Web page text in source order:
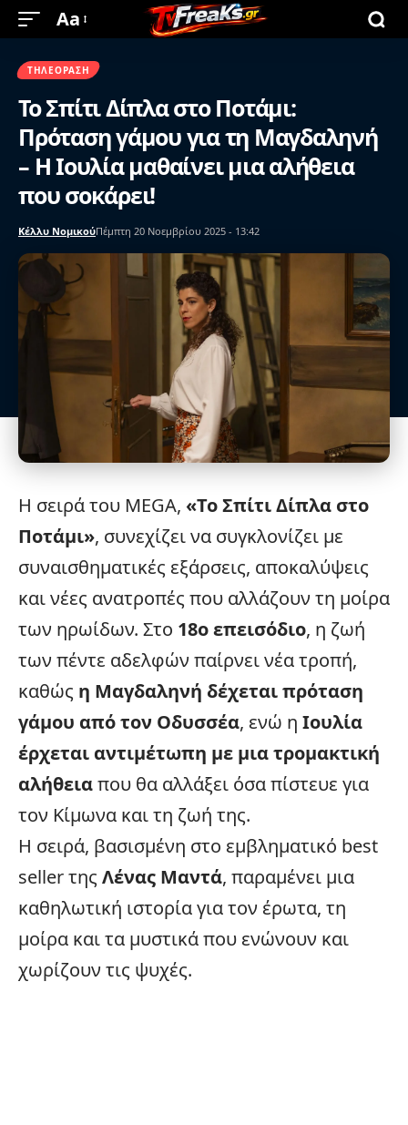
Aa
ΤΗΛΕΌΡΑΣΗ
Το Σπίτι Δίπλα στο Ποτάμι:
Πρόταση γάμου για τη Μαγδαληνή
– Η Ιουλία μαθαίνει μια αλήθεια
που σοκάρει!
Κέλλυ ΝομικούΠέμπτη 20 Νοεμβρίου 2025 - 13:42
Η σειρά του MEGA, «Το Σπίτι Δίπλα στο
Ποτάμι», συνεχίζει να συγκλονίζει με
συναισθηματικές εξάρσεις, αποκαλύψεις
και νέες ανατροπές που αλλάζουν τη μοίρα
των ηρωίδων. Στο 18ο επεισόδιο, η ζωή
των πέντε αδελφών παίρνει νέα τροπή,
καθώς η Μαγδαληνή δέχεται πρόταση
γάμου από τον Οδυσσέα, ενώ η Ιουλία
έρχεται αντιμέτωπη με μια τρομακτική
αλήθειαπου θα αλλάξει όσα πίστευε για
τον Κίμωνα και τη ζωή της.
Η σειρά, βασισμένη στο εμβληματικό best
seller της Λένας Μαντά, παραμένει μια
καθηλωτική ιστορία για τον έρωτα, τη
μοίρα και τα μυστικά που ενώνουν και
χωρίζουν τις ψυχές.